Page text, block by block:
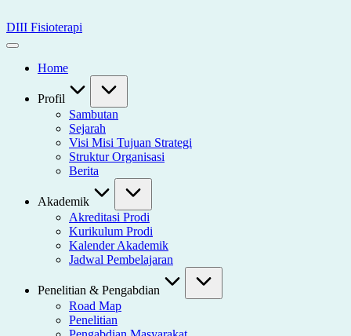
to
content
DIII Fisioterapi
Universitas
HusadaHome
Profil
Sambutan
Sejarah
Visi Misi Tujuan Strategi
Struktur Organisasi
Berita
Akademik
Akreditasi Prodi
Kurikulum Prodi
Kalender Akademik
Jadwal Pembelajaran
Penelitian & Pengabdian
Road Map
Penelitian